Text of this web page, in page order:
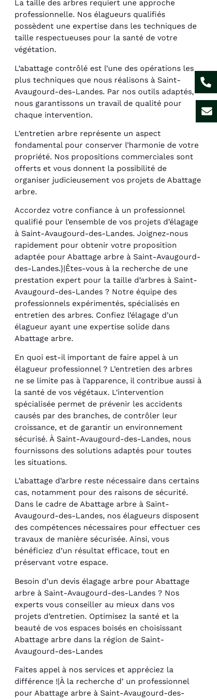
La taille des arbres requiert une approche
professionnelle. Nos élagueurs qualifiés
possèdent une expertise dans les techniques de
taille respectueuses pour la santé de votre
végétation.
L’abattage contrôlé est l’une des opérations les
plus techniques que nous réalisons à Saint-
Avaugourd-des-Landes. Par nos outils adaptés,
nous garantissons un travail de qualité pour
chaque intervention.
L’entretien arbre représente un aspect
fondamental pour conserver l’harmonie de votre
propriété. Nos propositions commerciales sont
offerts et vous donnent la possibilité de
organiser judicieusement vos projets de Abattage
arbre.
Accordez votre confiance à un professionnel
qualifié pour l’ensemble de vos projets d’élagage
à Saint-Avaugourd-des-Landes. Joignez-nous
rapidement pour obtenir votre proposition
adaptée pour Abattage arbre à Saint-Avaugourd-
des-Landes.}|Êtes-vous à la recherche de une
prestation expert pour la taille d’arbres à Saint-
Avaugourd-des-Landes ? Notre équipe des
professionnels expérimentés, spécialisés en
entretien des arbres. Confiez l’élagage d’un
élagueur ayant une expertise solide dans
Abattage arbre.
En quoi est-il important de faire appel à un
élagueur professionnel ? L’entretien des arbres
ne se limite pas à l’apparence, il contribue aussi à
la santé de vos végétaux. L’intervention
spécialisée permet de prévenir les accidents
causés par des branches, de contrôler leur
croissance, et de garantir un environnement
sécurisé. À Saint-Avaugourd-des-Landes, nous
fournissons des solutions adaptés pour toutes
les situations.
L’abattage d’arbre reste nécessaire dans certains
cas, notamment pour des raisons de sécurité.
Dans le cadre de Abattage arbre à Saint-
Avaugourd-des-Landes, nos élagueurs disposent
des compétences nécessaires pour effectuer ces
travaux de manière sécurisée. Ainsi, vous
bénéficiez d’un résultat efficace, tout en
préservant votre espace.
Besoin d’un devis élagage arbre pour Abattage
arbre à Saint-Avaugourd-des-Landes ? Nos
experts vous conseiller au mieux dans vos
projets d’entretien. Optimisez la santé et la
beauté de vos espaces boisés en choisissant
Abattage arbre dans la région de Saint-
Avaugourd-des-Landes
Faites appel à nos services et appréciez la
différence !|À la recherche d’ un professionnel
pour Abattage arbre à Saint-Avaugourd-des-